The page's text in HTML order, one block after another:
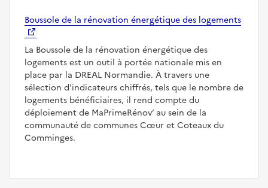
Boussole de la rénovation énergétique des logements
La Boussole de la rénovation énergétique des
logements est un outil à portée nationale mis en
place par la DREAL Normandie. À travers une
sélection d'indicateurs chiffrés, tels que le nombre de
logements bénéficiaires, il rend compte du
déploiement de MaPrimeRénov’ au sein de la
communauté de communes Cœur et Coteaux du
Comminges.